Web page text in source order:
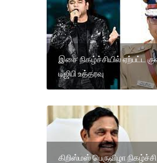
இசை நிகழ்ச்சியில் ஏற்பட்ட
டிஜிபி உத்தரவு
கிறிஸ்மஸ் பெருவிழா